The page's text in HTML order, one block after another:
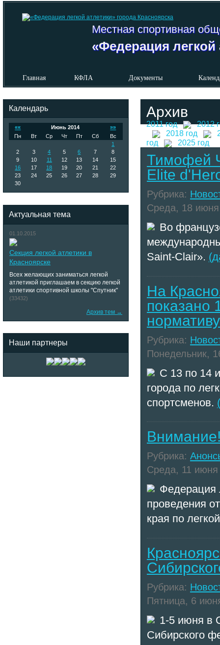
Местная спортивная
«Федерация легкой
Главная КФЛА Документы
Календарь
«« Июнь 2014
»»
Пн
Вт Ср Чт Пт Сб
Вс
1
2
3 4 5 6 7
8
9
10 11 12 13 14
15
16
17 18 19 20 21
22
23
24 25 26 27 28
29
30
Актуальная тема
01.10.2015
Секция легкой атлетики в
Красноярске
Всех желающих заниматься легкой
атлетикой приглашаем в секцию легкой
атлетики спортивной школы "Спутник"
(33432)
Архив тем →
Наши партнеры
Архив
2011 год
2012
2018 год
год
2025 год
Тимофей
Elite
Рубрика:
Среда, 18 июня
Во
Saint-Clair».
На
показано
Рубрика:
Понедельник,
С 13 по 14
города по
спортсменов.
Рубрика:
Среда, 11 июня
Федерация
проведения
края по
Рубрика:
Пятница, 6
1-5 июня в
Сибирского